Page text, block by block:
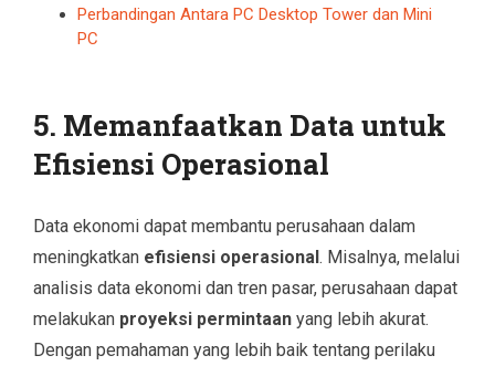
Perbandingan Antara PC Desktop Tower dan Mini
PC
5. Memanfaatkan Data untuk
Efisiensi Operasional
Data ekonomi dapat membantu perusahaan dalam
meningkatkan efisiensi operasional. Misalnya, melalui
analisis data ekonomi dan tren pasar, perusahaan dapat
melakukan proyeksi permintaan yang lebih akurat.
Dengan pemahaman yang lebih baik tentang perilaku